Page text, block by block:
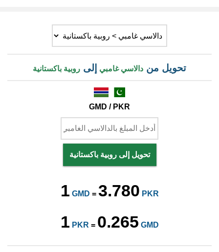
تحويل من دالاسي غامبي إلى روبية باكستانية
GMD / PKR
تحويل إلى روبية باكستانية
1 GMD = 3.780 PKR
1 PKR = 0.265 GMD